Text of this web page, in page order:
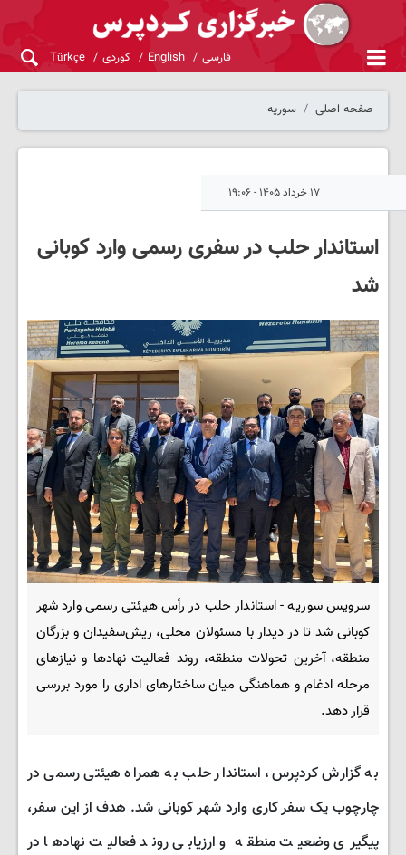
فارسی English کوردی Türkçe
صفحه اصلی سوریه
۱۷ خرداد ۱۴۰۵ - ۱۹:۰۶
استاندار حلب در سفری رسمی وارد کوبانی
شد
سرویس سوریه - استاندار حلب در رأس هیئتی رسمی وارد شهر
کوبانی شد تا در دیدار با مسئولان محلی، ریش‌سفیدان و بزرگان
منطقه، آخرین تحولات منطقه، روند فعالیت نهادها و نیازهای
مرحله ادغام و هماهنگی میان ساختارهای اداری را مورد بررسی
قرار دهد.
به گزارش کردپرس، استاندار حلب به همراه هیئتی رسمی در
چارچوب یک سفر کاری وارد شهر کوبانی شد. هدف از این سفر،
پیگیری وضعیت منطقه و ارزیابی روند فعالیت نهادها در